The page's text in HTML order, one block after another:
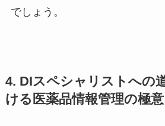
でしょう。
4. DIスペシャリストへの
ける医薬品情報管理の極